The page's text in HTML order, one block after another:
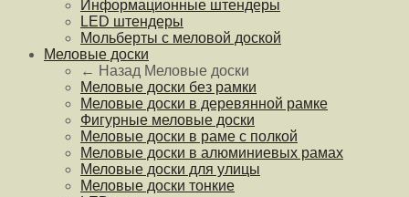
Информационные штендеры
LED штендеры
Мольберты с меловой доской
Меловые доски
← Назад Меловые доски
Меловые доски без рамки
Меловые доски в деревянной рамке
Фигурные меловые доски
Меловые доски в раме с полкой
Меловые доски в алюминиевых рамах
Меловые доски для улицы
Меловые доски тонкие